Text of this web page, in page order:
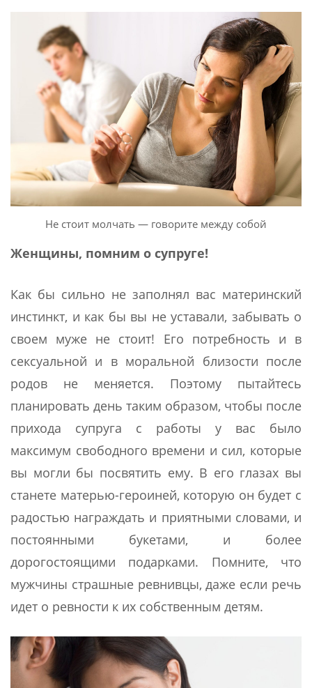
Не стоит молчать — говорите между собой
Женщины, помним о супруге!
Как бы сильно не заполнял вас материнский
инстинкт, и как бы вы не уставали, забывать о
своем муже не стоит! Его потребность и в
сексуальной и в моральной близости после
родов не меняется. Поэтому пытайтесь
планировать день таким образом, чтобы после
прихода супруга с работы у вас было
максимум свободного времени и сил, которые
вы могли бы посвятить ему. В его глазах вы
станете матерью-героиней, которую он будет с
радостью награждать и приятными словами, и
постоянными букетами, и более
дорогостоящими подарками. Помните, что
мужчины страшные ревнивцы, даже если речь
идет о ревности к их собственным детям.